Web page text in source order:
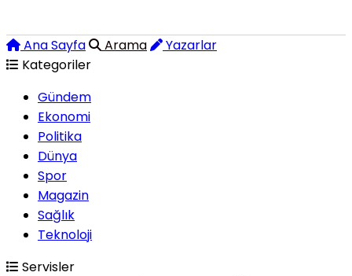
Ana Sayfa Arama
Yazarlar
Kategoriler
Gündem
Ekonomi
Politika
Dünya
Spor
Magazin
Sağlık
Teknoloji
Servisler